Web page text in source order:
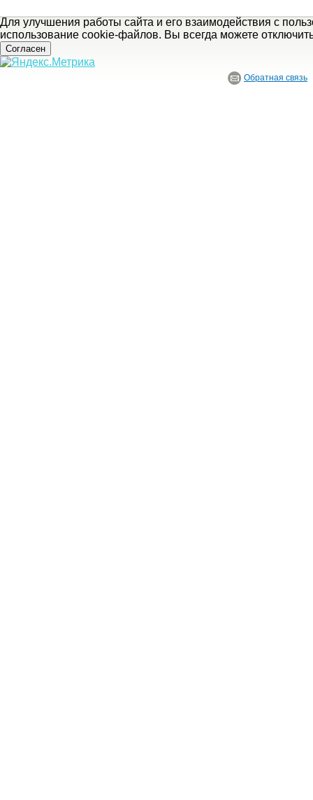
Для улучшения работы сайта и его взаимодействия с
использование cookie-файлов. Вы всегда можете
Согласен
Обратная связь